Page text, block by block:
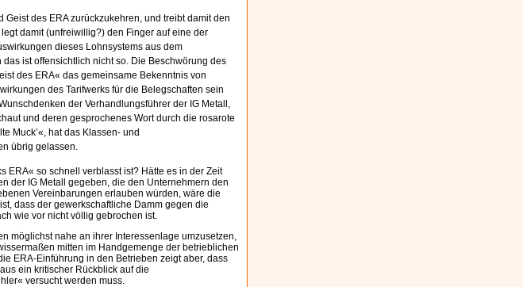
des ERA zurückzukehren, und treibt damit den
damit (unfreiwillig?) den Finger auf eine der
dieses Lohnsystems aus dem
ist offensichtlich nicht so. Die Beschwörung des
des ERA« das gemeinsame Bekenntnis von
des Tarifwerks für die Belegschaften sein
der Verhandlungsführer der IG Metall,
und deren gesprochenes Wort durch die rosarote
Muck’«, hat das Klassen- und
übrig gelassen.
ERA« so schnell verblasst ist? Hätte es in der Zeit
der IG Metall gegeben, die den Unternehmern den
Vereinbarungen erlauben würden, wäre die
dass der gewerkschaftliche Damm gegen die
wie vor nicht völlig gebrochen ist.
möglichst nahe an ihrer Interessenlage umzusetzen,
mitten im Handgemenge der betrieblichen
ERA-Einführung in den Betrieben zeigt aber, dass
ein kritischer Rückblick auf die
versucht werden muss.